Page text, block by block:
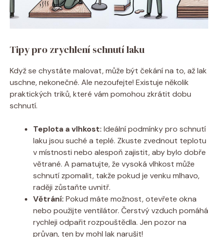
Tipy pro zrychlení schnutí laku
Když se chystáte malovat, může být čekání na to, až lak
uschne, nekonečné. Ale nezoufejte! Existuje několik
praktických triků, které vám pomohou zkrátit dobu
schnutí.
Teplota a vlhkost: Ideální podmínky pro schnutí
laku jsou suché a teplé. Zkuste zvednout teplotu
v místnosti nebo alespoň zajistit, aby bylo dobře
větrané. A pamatujte, že vysoká vlhkost může
schnutí zpomalit, takže pokud je venku mlhavo,
raději zůstaňte uvnitř.
Větrání: Pokud máte možnost, otevřete okna
nebo použijte ventilátor. Čerstvý vzduch pomáhá
rychleji odpařit rozpouštědla. Jen pozor na
průvan, ten by mohl lak narušit!